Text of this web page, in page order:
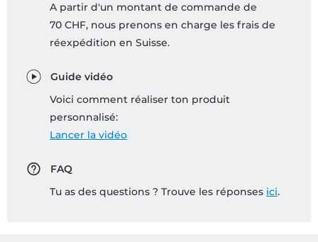
A partir d'un montant de commande de
70 CHF, nous prenons en charge les frais de
réexpédition en Suisse.
Guide vidéo
Voici comment réaliser ton produit
personnalisé:
Lancer la vidéo
FAQ
Tu as des questions ? Trouve les réponses ici.